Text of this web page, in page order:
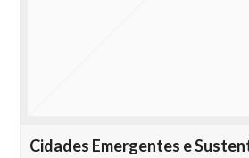
Cidades Emergentes e